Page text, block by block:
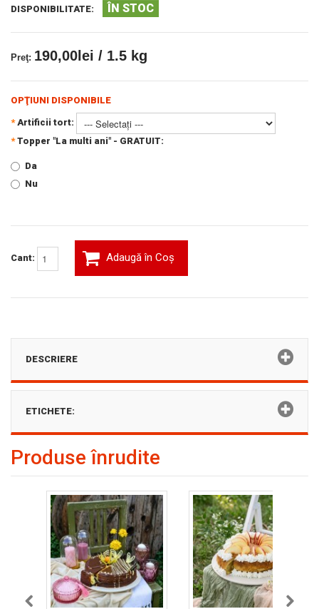
DISPONIBILITATE: ÎN STOC
Preţ: 190,00lei / 1.5 kg
OPŢIUNI DISPONIBILE
* Artificii tort:
* Topper "La multi ani" - GRATUIT:
Da
Nu
Cant: Adaugă în Coş
DESCRIERE
ETICHETE:
Produse înrudite